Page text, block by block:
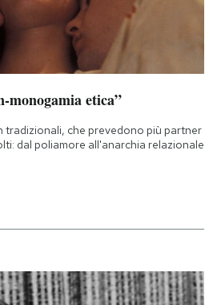
monogamia etica”
tradizionali, che prevedono più partner
dal poliamore all'anarchia relazionale